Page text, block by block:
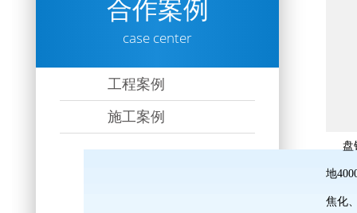
盘
地
焦化
合作案例
case center
工程案例
施工案例